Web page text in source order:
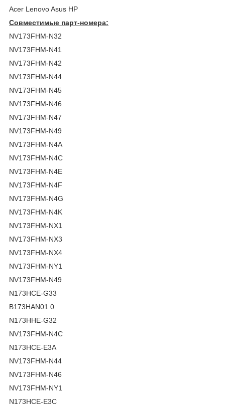
Acer Lenovo Asus HP
Совместимые парт-номера:
NV173FHM-N32
NV173FHM-N41
NV173FHM-N42
NV173FHM-N44
NV173FHM-N45
NV173FHM-N46
NV173FHM-N47
NV173FHM-N49
NV173FHM-N4A
NV173FHM-N4C
NV173FHM-N4E
NV173FHM-N4F
NV173FHM-N4G
NV173FHM-N4K
NV173FHM-NX1
NV173FHM-NX3
NV173FHM-NX4
NV173FHM-NY1
NV173FHM-N49
N173HCE-G33
B173HAN01.0
N173HHE-G32
NV173FHM-N4C
N173HCE-E3A
NV173FHM-N44
NV173FHM-N46
NV173FHM-NY1
N173HCE-E3C